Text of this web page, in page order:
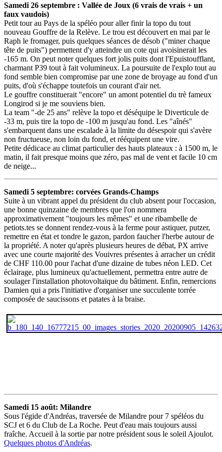
Samedi 26 septembre : Vallée de Joux (6 vrais de vrais + un
faux vaudois)
Petit tour au Pays de la spéléo pour aller finir la topo du tout
nouveau Gouffre de la Relève. Le trou est découvert en mai par le
Raph le fromager, puis quelques séances de désob ("miner chaque
tête de puits") permettent d'y atteindre un cote qui avoisinerait les
-165 m. On peut noter quelques fort jolis puits dont l'Epuistoufflant,
charmant P39 tout à fait volumineux. La poursuite de l'explo tout au
fond semble bien compromise par une zone de broyage au fond d'un
puits, d'où s'échappe toutefois un courant d'air net.
Le gouffre constituerait "encore" un amont potentiel du trè fameux
Longirod si je me souviens bien.
La team "-de 25 ans" relève la topo et déséquipe le Diverticule de
-33 m, puis tire la topo de -100 m jusqu'au fond. Les "aînés"
s'embarquent dans une escalade à la limite du désespoir qui s'avère
non fructueuse, non loin du fond, et rééquipent une vire.
Petite dédicace au climat particulier des hauts plateaux : à 1500 m, le
matin, il fait presque moins que zéro, pas mal de vent et facile 10 cm
de neige...
Samedi 5 septembre: corvées Grands-Champs
Suite à un vibrant appel du président du club absent pour l'occasion,
une bonne quinzaine de membres que l'on nommera
approximativement "toujours les mêmes" et une ribambelle de
petiots.tes se donnent rendez-vous à la ferme pour astiquer, putzer,
remettre en état et tondre le gazon, pardon faucher l'herbe autour de
la propriété. A noter qu'après plusieurs heures de débat, PX arrive
avec une courte majorité des Vouivres présentes à arracher un crédit
de CHF 110.00 pour l'achat d'une dizaine de tubes néon LED. Cet
éclairage, plus lumineux qu'actuellement, permettra entre autre de
soulager l'installation photovoltaïque du bâtiment. Enfin, remercions
Damien qui a pris l'initiative d'organiser une succulente torrée
composée de saucissons et patates à la braise.
Samedi 15 août: Milandre
Sous l'égide d'Andréas, traversée de Milandre pour 7 spéléos du
SCJ et 6 du Club de La Roche. Peut d'eau mais toujours aussi
fraîche. Accueil à la sortie par notre président sous le soleil Ajoulot.
Quelques photos d'Andréas.